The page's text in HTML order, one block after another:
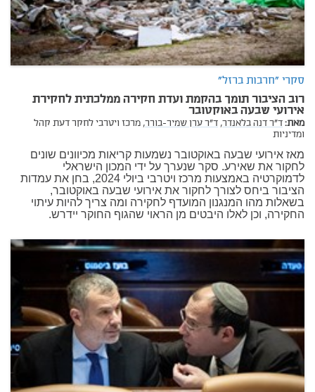
סקרי "חרבות ברזל"
רוב הציבור תומך בהקמת ועדת חקירה ממלכתית לחקירת
אירועי שבעה באוקטובר
מאת:ד"ר דנה בלאנדר,ד"ר ערן שמיר-בורר,מרכז ויטרבי לחקר דעת קהל
ומדיניות
מאז אירועי שבעה באוקטובר נשמעות קריאות מכיוונים שונים
לחקור את שאירע. סקר שנערך על ידי המכון הישראלי
לדמוקרטיה באמצעות מרכז ויטרבי ביולי 2024, בחן את עמדות
הציבור ביחס לצורך לחקור את אירועי שבעה באוקטובר,
בשאלות מהו המנגנון המועדף לחקירה ומה צריך להיות עיתוי
החקירה, וכן לאלו היבטים מן הראוי שהגוף החוקר יידרש.